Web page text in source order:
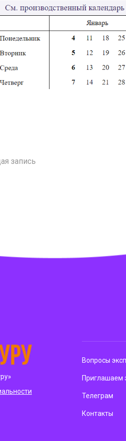
запись
Вопросы
Приглашаем
Телеграм
Контакты